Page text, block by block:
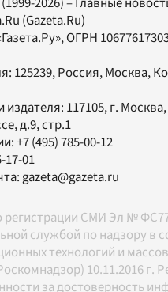
(Gazeta.Ru)
, ОГРН
125239, Россия, Москва,
издателя: 117105, г. Москва,
д.9, стр.1
+7 (495) 785-00-12
17-01
gazeta@gazeta.ru
регистрации СМИ Эл №
службой по надзору в
технологий и
10.11.2016 г.
за достоверность